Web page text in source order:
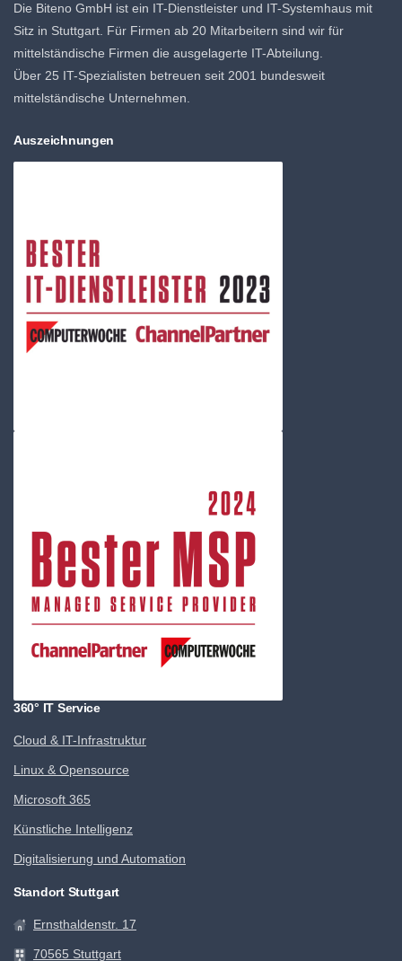
Die Biteno GmbH ist ein IT-Dienstleister und IT-Systemhaus mit
Sitz in Stuttgart. Für Firmen ab 20 Mitarbeitern sind wir für
mittelständische Firmen die ausgelagerte IT-Abteilung.
Über 25 IT-Spezialisten betreuen seit 2001 bundesweit
mittelständische Unternehmen.
Auszeichnungen
360° IT Service
Cloud & IT-Infrastruktur
Linux & Opensource
Microsoft 365
Künstliche Intelligenz
Digitalisierung und Automation
Standort Stuttgart
Ernsthaldenstr. 17
70565 Stuttgart